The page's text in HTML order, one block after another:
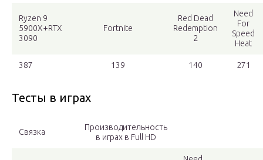
Ryzen 9
5900X+RTX
3090
Fortnite
Red Dead
Redemption
2
Need
For
Speed
Heat
387 139 140 271
Тесты в играх
Связка
Производительность
в играх в Full HD